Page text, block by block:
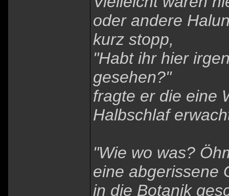
oder andere
kurz stopp,
"Habt ihr hier
gesehen?"
fragte er die eine
Halbschlaf
"Wie wo was?
eine abgerissene
in die Botanik